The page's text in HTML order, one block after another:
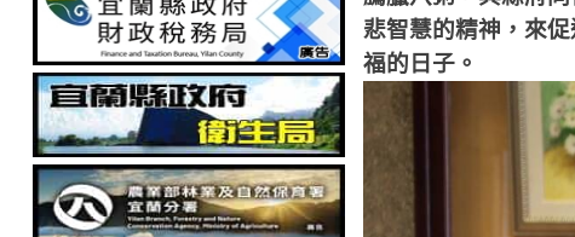
悲智慧的精神，來
福的日子。